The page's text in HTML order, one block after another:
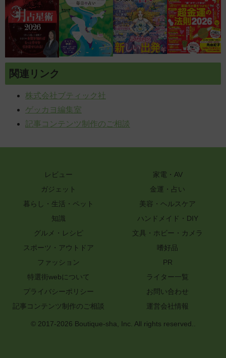
関連リンク
株式会社ブティック社
ゲッカヨ編集室
記事コンテンツ制作のご相談
レビュー
家電・AV
ガジェット
金運・占い
暮らし・生活・ペット
美容・ヘルスケア
知識
ハンドメイド・DIY
グルメ・レシピ
文具・ホビー・カメラ
スポーツ・アウトドア
嗜好品
ファッション
PR
特選街webについて
ライター一覧
プライバシーポリシー
お問い合わせ
記事コンテンツ制作のご相談
運営会社情報
© 2017-2026 Boutique-sha, Inc. All rights reserved..